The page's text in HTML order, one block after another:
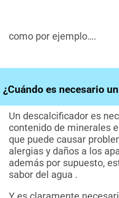
como por ejemplo….
¿Cuándo es necesario
Un descalcificador es
contenido de minerales
que puede causar
alergias y daños a los
además por supuesto,
sabor del agua .